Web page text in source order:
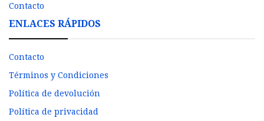
Contacto
ENLACES RÁPIDOS
Contacto
Términos y Condiciones
Política de devolución
Política de privacidad